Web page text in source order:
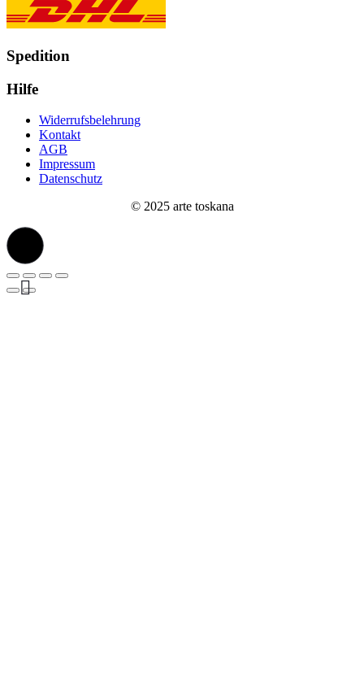
Spedition
Hilfe
Widerrufsbelehrung
Kontakt
AGB
Impressum
Datenschutz
© 2025 arte toskana